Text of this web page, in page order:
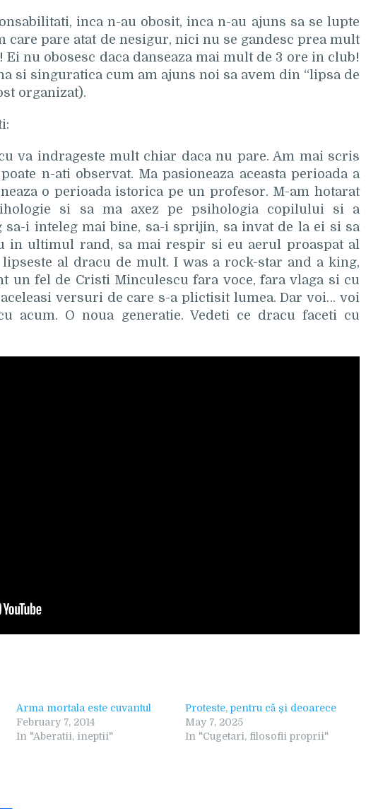
inca n-au obosit, inca n-au ajuns sa se lupte
care pare atat de nesigur, nici nu se gandesc prea mult
nu obosesc daca danseaza mai mult de 3 ore in club!
si singuratica cum am ajuns noi sa avem din “lipsa de
organizat).
va indrageste mult chiar daca nu pare. Am mai scris
n-ati observat. Ma pasioneaza aceasta perioada a
o perioada istorica pe un profesor. M-am hotarat
si sa ma axez pe psihologia copilului si a
sa-i inteleg mai bine, sa-i sprijin, sa invat de la ei si sa
in ultimul rand, sa mai respir si eu aerul proaspat al
lipseste al dracu de mult. I was a rock-star and a king,
un fel de Cristi Minculescu fara voce, fara vlaga si cu
versuri de care s-a plictisit lumea. Dar voi… voi
acum. O noua generatie. Vedeti ce dracu faceti cu
Arma mortala este cuvantul
February 7, 2014
In "Aberatii, ineptii"
Proteste, pentru că și deoarece
May 7, 2025
In "Cugetari, filosofii proprii"